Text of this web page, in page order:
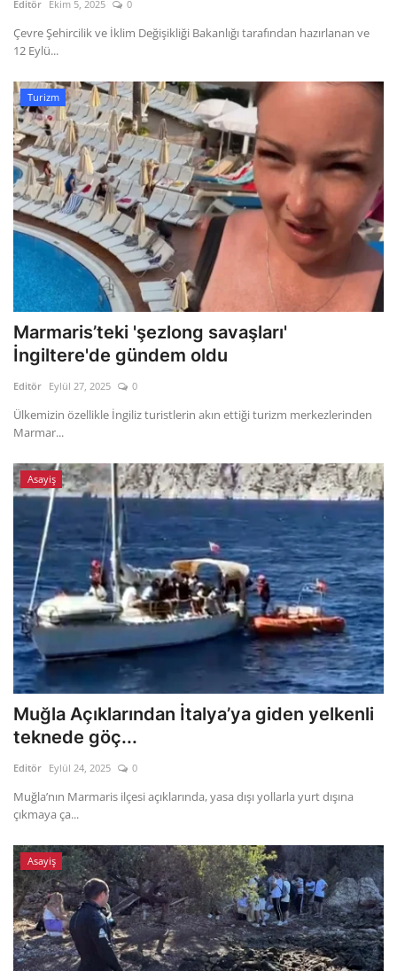
Editör Ekim 5, 2025 0
Çevre Şehircilik ve İklim Değişikliği Bakanlığı tarafından hazırlanan ve
12 Eylü...
Turizm
Marmaris’teki 'şezlong savaşları'
İngiltere'de gündem oldu
Editör Eylül 27, 2025 0
Ülkemizin özellikle İngiliz turistlerin akın ettiği turizm merkezlerinden
Marmar...
Asayiş
Muğla Açıklarından İtalya’ya giden yelkenli
teknede göç...
Editör Eylül 24, 2025 0
Muğla’nın Marmaris ilçesi açıklarında, yasa dışı yollarla yurt dışına
çıkmaya ça...
Asayiş